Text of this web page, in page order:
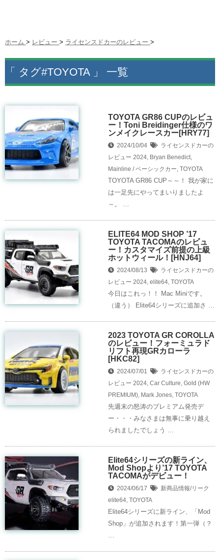
ホーム > レビュー > ライセンスドカーのレビュー >
「 タグ#TOYOTA 」 一覧
TOYOTA GR86 CUPのレビュ
ー！Toni Breidinger仕様のワ
ンメイクレースカー[HRY77]
2024/10/04
ライセンスドカーの
レビュー 2024, Bryan Benedict,
Mainline / ベーシックカー, TOYOTA
TOYOTA GR86 CUP～～！ 我が家に
は一足先にやってまいりましたよ
～。 …
ELITE64 MOD SHOP ’17
TOYOTA TACOMAのレビュ
ー！カスタマイズ前提の上級
ホットウィール！[HNJ64]
2024/08/13
ライセンスドカーの
レビュー 2024, elite64, TOYOTA
今日はこれっ！！ Mac Miniです。
（違う） Elite64シリーズに追加さ …
2023 TOYOTA GR COROLLA
のレビュー！フォーミュラド
リフト再現GRカローラ
[HKC82]
2024/07/01
ライセンスドカーの
レビュー 2024, Car Culture, Gold (HW
PREMIUM), Mark Jones, TOYOTA
先週末の怒涛のプレミアム発売デ
ー・・・みなさまは無事に乗り越え
られましたでしょう …
Elite64シリーズの新ライン、
Mod Shopより’17 TOYOTA
TACOMAがデビュー！
2024/06/17
新商品情報/リーク
elite64, TOYOTA
Elite64シリーズに新ライン、「Mod
Shop」が追加されます！第一弾（？